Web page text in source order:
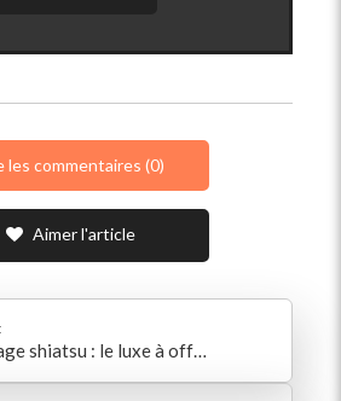
les commentaires (0)
Aimer l'article
Le massage shiatsu : le luxe à offrir pour tonifier le corps